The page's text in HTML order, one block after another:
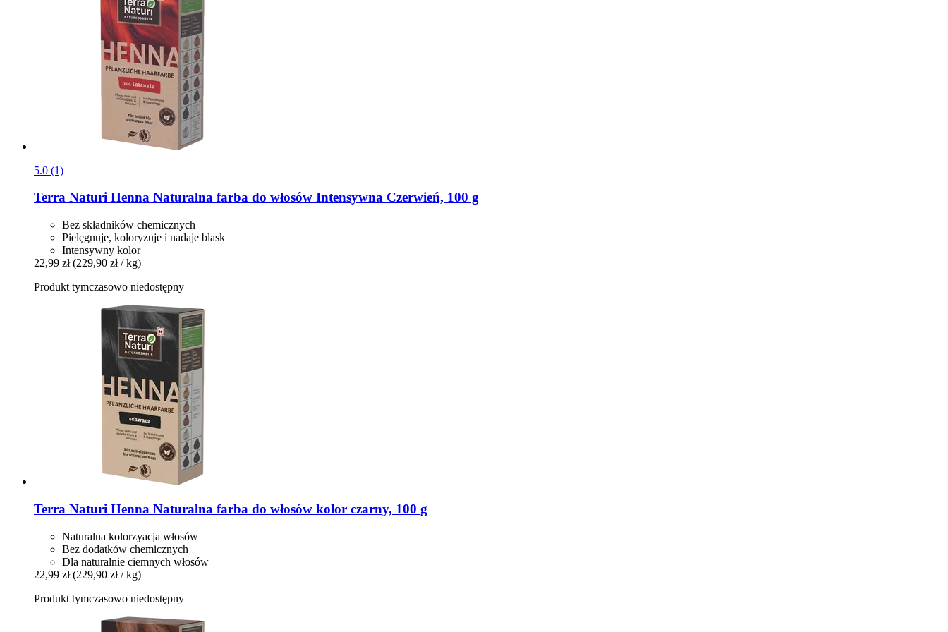
5.0 (1)
Terra Naturi Henna Naturalna farba do włosów Intensywna Czerwień, 100 g
Bez składników chemicznych
Pielęgnuje, koloryzuje i nadaje blask
Intensywny kolor
22,99 zł (229,90 zł / kg)
Produkt tymczasowo niedostępny
Terra Naturi Henna Naturalna farba do włosów kolor czarny, 100 g
Naturalna kolorzyacja włosów
Bez dodatków chemicznych
Dla naturalnie ciemnych włosów
22,99 zł (229,90 zł / kg)
Produkt tymczasowo niedostępny